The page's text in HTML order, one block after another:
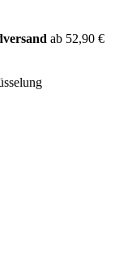
ab 52,90 €